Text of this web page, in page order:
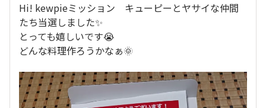
Hi! kewpieミッション キューピーとヤサイな仲間
たち当選しました✨
とっても嬉しいです😭
どんな料理作ろうかなぁ🌞